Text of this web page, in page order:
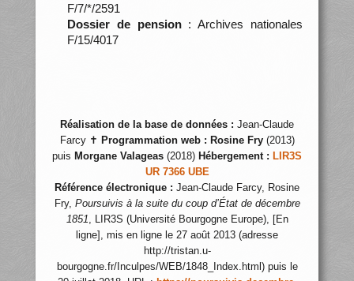
F/7/*/2591
Dossier de pension: Archives nationales
F/15/4017
Réalisation de la base de données : Jean-Claude
Farcy ✝ Programmation web : Rosine Fry(2013)
puis Morgane Valageas (2018) Hébergement : LIR3S
UR 7366 UBE
Référence électronique : Jean-Claude Farcy, Rosine
Fry, Poursuivis à la suite du coup d’État de décembre
1851, LIR3S (Université Bourgogne Europe), [En
ligne], mis en ligne le 27 août 2013 (adresse
http://tristan.u-
bourgogne.fr/Inculpes/WEB/1848_Index.html) puis le